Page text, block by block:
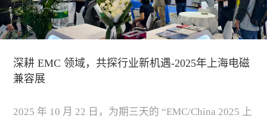
深耕 EMC 领域，共探行业新机遇-2025年上海电磁
兼容展
2025 年 10 月 22 日，为期三天的 “EMC/China 2025 上